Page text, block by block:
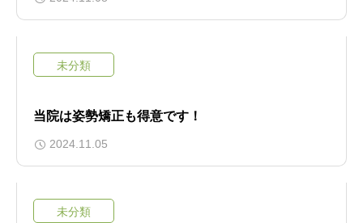
未分類
当院は姿勢矯正も得意です！
2024.11.05
未分類